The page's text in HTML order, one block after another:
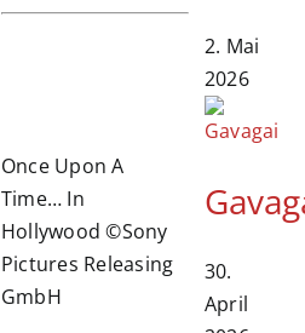
Once Upon A
Time… In
Hollywood ©Sony
Pictures Releasing
GmbH
2. Mai
2026
30.
April